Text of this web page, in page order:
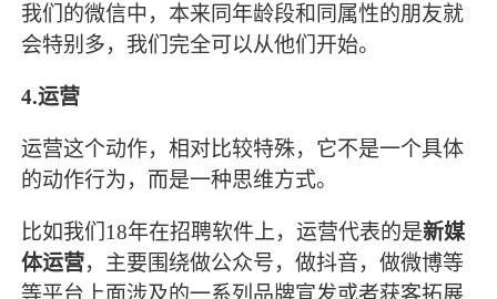
我们的微信中，本来同年龄段和同属性的朋友就
会特别多，我们完全可以从他们开始。
4.运营
运营这个动作，相对比较特殊，它不是一个具体
的动作行为，而是一种思维方式。
比如我们18年在招聘软件上，运营代表的是新媒
体运营，主要围绕做公众号，做抖音，做微博等
等平台上面涉及的一系列品牌宣发或者获客拓展